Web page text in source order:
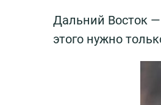
Дальний Восток
этого нужно